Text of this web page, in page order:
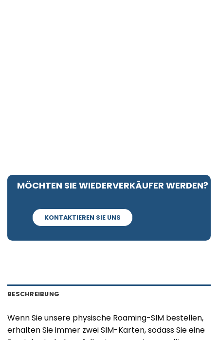
MÖCHTEN SIE WIEDERVERKÄUFER WERDEN?
KONTAKTIEREN SIE UNS
BESCHREIBUNG
Wenn Sie unsere physische Roaming-SIM bestellen,
erhalten Sie immer zwei SIM-Karten, sodass Sie eine